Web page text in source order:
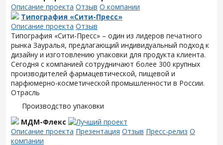
Описание проекта Отзыв О компании
Типография «Сити-Пресс»
Описание проекта Отзыв
Типография «Сити-Пресс» – один из лидеров печатного
рынка Зауралья, предлагающий индивидуальный подход к
дизайну и изготовлению упаковки для продукта клиента.
Сегодня с компанией сотрудничают более 300 крупных
производителей фармацевтической, пищевой и
парфюмерно-косметической промышленности в России.
Отрасль
Производство упаковки
МДМ-Флекс
Описание проекта Презентация Отзыв Пресс-релиз О
компании